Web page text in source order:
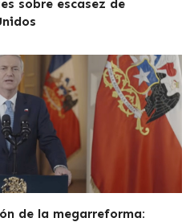
sobre escasez de
de la megarreforma: